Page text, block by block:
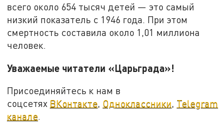
всего около 654 тысяч детей — это самый
низкий показатель с 1946 года. При этом
смертность составила около 1,01 миллиона
человек.
Уважаемые читатели «Царьграда»!
Присоединяйтесь к нам в
соцсетях ВКонтакте, Одноклассники, Telegram
канале.